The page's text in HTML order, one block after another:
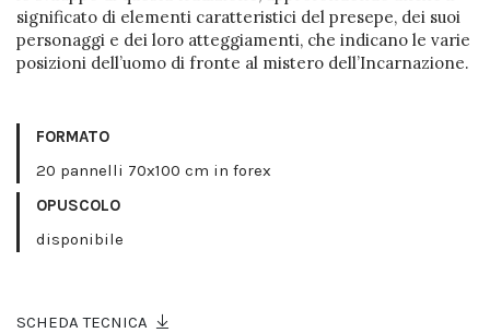
significato di elementi caratteristici del presepe, dei suoi
personaggi e dei loro atteggiamenti, che indicano le varie
posizioni dell’uomo di fronte al mistero dell’Incarnazione.
FORMATO
20 pannelli 70x100 cm in forex
OPUSCOLO
disponibile
SCHEDA TECNICA